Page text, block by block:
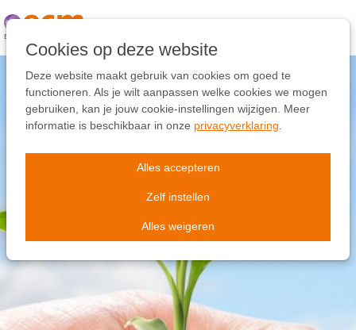
Cookies op deze website
Deze website maakt gebruik van cookies om goed te
functioneren. Als je wilt aanpassen welke cookies we mogen
gebruiken, kan je jouw cookie-instellingen wijzigen. Meer
informatie is beschikbaar in onze privacyverklaring
Alles accepteren
Zelf instellen
Alles weigeren
overslaan
naar
de
inhoud
Ga
naar
navigatie